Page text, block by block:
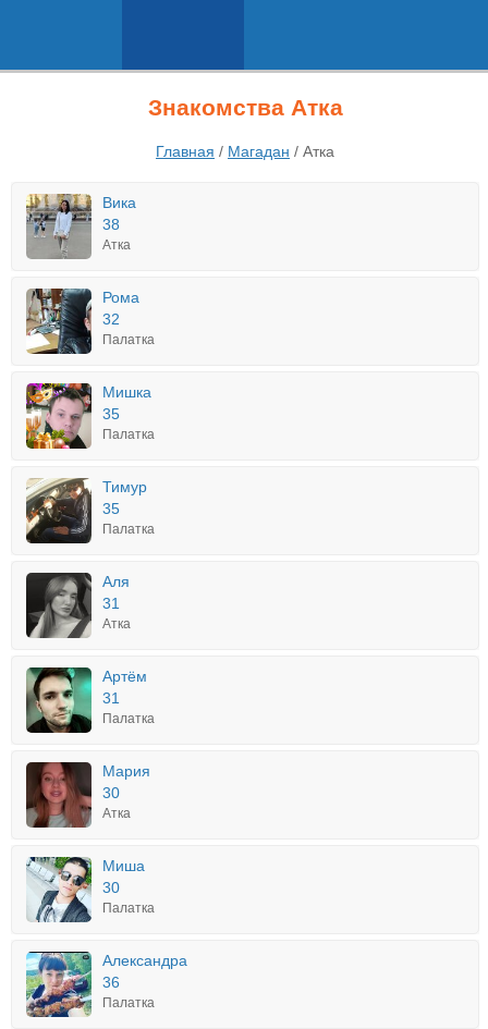
Знакомства Атка
Главная / Магадан / Атка
Вика
38
Атка
Рома
32
Палатка
Мишка
35
Палатка
Тимур
35
Палатка
Аля
31
Атка
Артём
31
Палатка
Мария
30
Атка
Миша
30
Палатка
Александра
36
Палатка